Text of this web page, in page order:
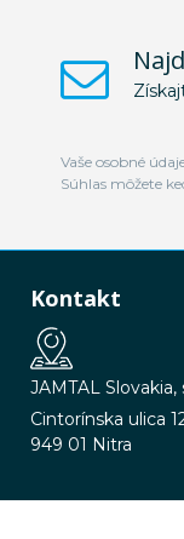
Vaše osobné
Súhlas môžete
Kontakt
JAMTAL Slovakia,
Cintorínska ulica
949 01 Nitra